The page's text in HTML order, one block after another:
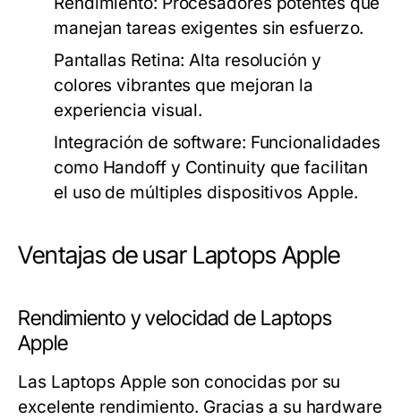
manejan tareas exigentes sin esfuerzo.
Pantallas Retina: Alta resolución y
colores vibrantes que mejoran la
experiencia visual.
Integración de software: Funcionalidades
como Handoff y Continuity que facilitan
el uso de múltiples dispositivos Apple.
Ventajas de usar Laptops Apple
Rendimiento y velocidad de Laptops
Apple
Las Laptops Apple son conocidas por su
excelente rendimiento. Gracias a su hardware